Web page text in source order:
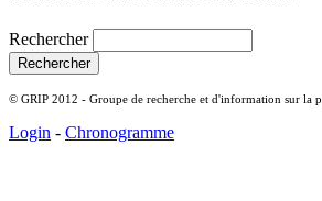
Rechercher
© GRIP 2012 - Groupe de recherche et d'information sur la
Login - Chronogramme